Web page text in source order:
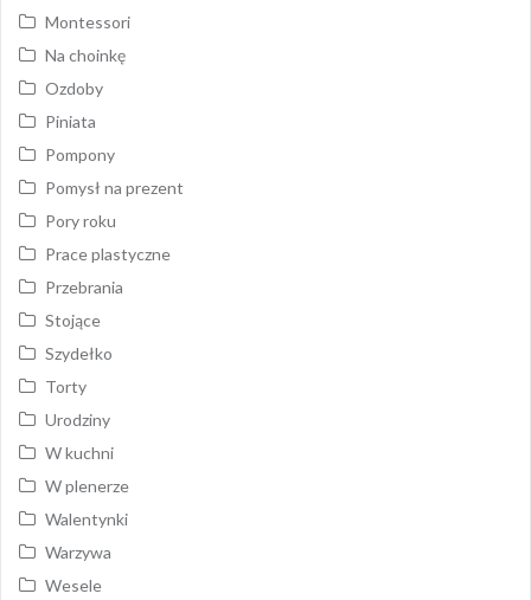
Montessori
Na choinkę
Ozdoby
Piniata
Pompony
Pomysł na prezent
Pory roku
Prace plastyczne
Przebrania
Stojące
Szydełko
Torty
Urodziny
W kuchni
W plenerze
Walentynki
Warzywa
Wesele